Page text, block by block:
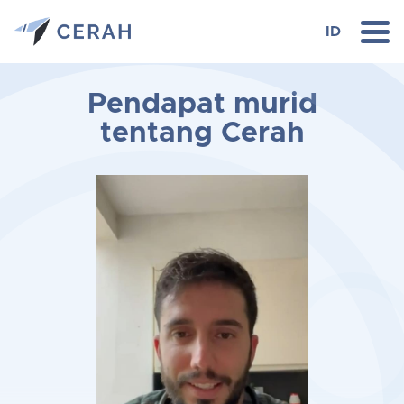
ID
Pendapat murid
tentang Cerah